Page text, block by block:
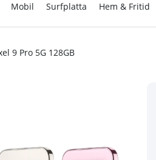
Mobil Surfplatta Hem & Fritid
9 Pro 5G 128GB